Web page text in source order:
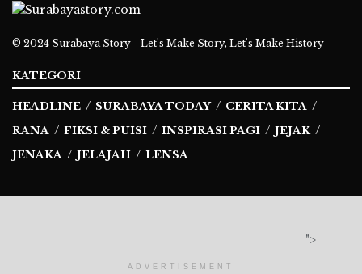
© 2024 Surabaya Story - Let's Make Story, Let's Make History
KATEGORI
HEADLINE SURABAYA TODAY
CERITA KITA
RANA
FIKSI & PUISI INSPIRASI PAGI
JEJAK
JENAKA
JELAJAH LENSA
">
ADVERTISEMENT